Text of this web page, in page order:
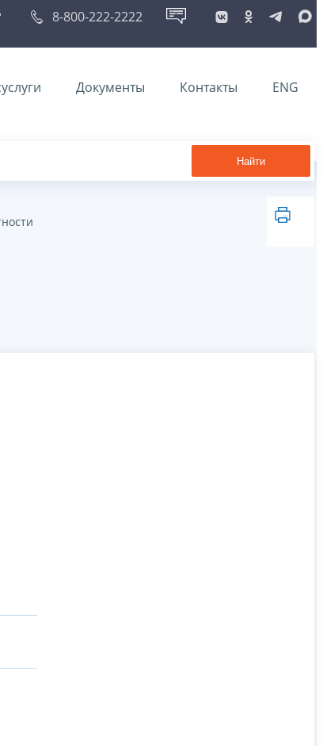
8-800-222-2222
Документы Контакты ENG
Найти